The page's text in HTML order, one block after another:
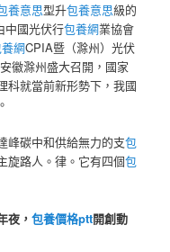
養意思型升包養意思級的
中國光伏行包養網業協會
網CPIA暨（滁州）光伏
徽滁州盛大召開，國家
科就當前新形勢下，我國
峰碳中和供給無力的支包
旋路人。律。它有四個包
夜，包養價格ptt開創動